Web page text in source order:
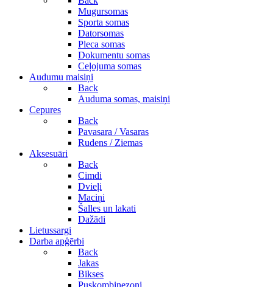
Mugursomas
Sporta somas
Datorsomas
Pleca somas
Dokumentu somas
Ceļojuma somas
Audumu maisiņi
Back
Auduma somas, maisiņi
Cepures
Back
Pavasara / Vasaras
Rudens / Ziemas
Aksesuāri
Back
Cimdi
Dvieļi
Maciņi
Šalles un lakati
Dažādi
Lietussargi
Darba apģērbi
Back
Jakas
Bikses
Puskombinezoni